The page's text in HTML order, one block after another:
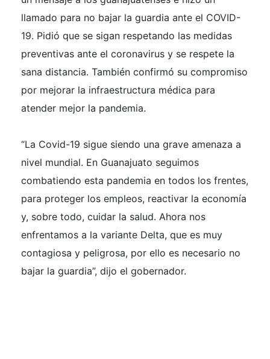
llamado para no bajar la guardia ante el COVID-
19. Pidió que se sigan respetando las medidas
preventivas ante el coronavirus y se respete la
sana distancia. También confirmó su compromiso
por mejorar la infraestructura médica para
atender mejor la pandemia.
“La Covid-19 sigue siendo una grave amenaza a
nivel mundial. En Guanajuato seguimos
combatiendo esta pandemia en todos los frentes,
para proteger los empleos, reactivar la economía
y, sobre todo, cuidar la salud. Ahora nos
enfrentamos a la variante Delta, que es muy
contagiosa y peligrosa, por ello es necesario no
bajar la guardia”, dijo el gobernador.